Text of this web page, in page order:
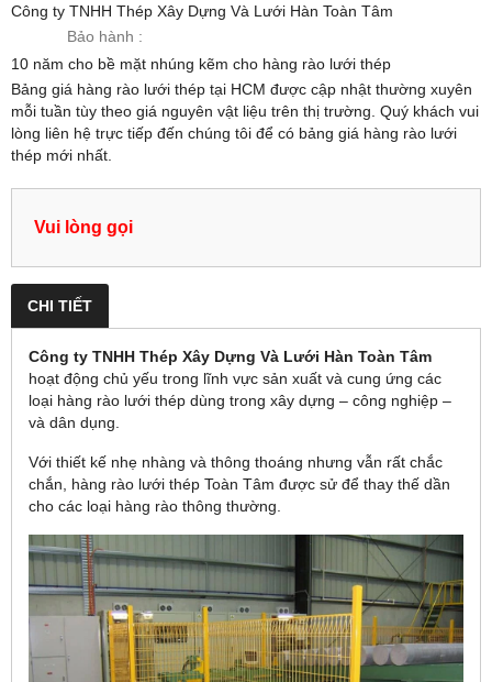
Công ty TNHH Thép Xây Dựng Và Lưới Hàn Toàn Tâm
Bảo hành :
10 năm cho bề mặt nhúng kẽm cho hàng rào lưới thép
Bảng giá hàng rào lưới thép tại HCM được cập nhật thường xuyên
mỗi tuần tùy theo giá nguyên vật liệu trên thị trường. Quý khách vui
lòng liên hệ trực tiếp đến chúng tôi để có bảng giá hàng rào lưới
thép mới nhất.
Vui lòng gọi
CHI TIẾT
Công ty TNHH Thép Xây Dựng Và Lưới Hàn Toàn Tâm
hoạt động chủ yếu trong lĩnh vực sản xuất và cung ứng các
loại hàng rào lưới thép dùng trong xây dựng – công nghiệp –
và dân dụng.
Với thiết kế nhẹ nhàng và thông thoáng nhưng vẫn rất chắc
chắn, hàng rào lưới thép Toàn Tâm được sử để thay thế dần
cho các loại hàng rào thông thường.